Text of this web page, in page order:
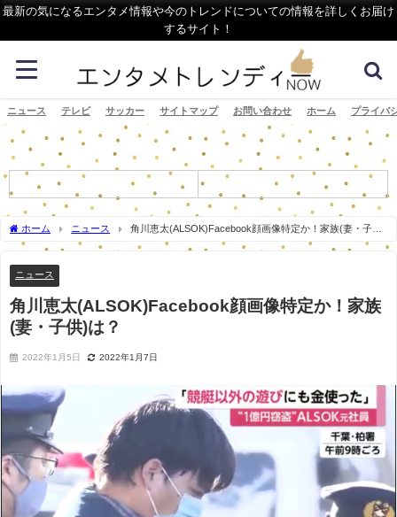
最新の気になるエンタメ情報や今のトレンドについての情報を詳しくお届け
するサイト！
ニュース テレビ サッカー サイトマップ お問い合わせ ホーム プライバ
ホーム ニュース
角川恵太(ALSOK)Facebook顔画像特定か！家族(妻・子供)
は？
ニュース
角川恵太(ALSOK)Facebook顔画像特定か！家族
(妻・子供)は？
2022年1月5日 2022年1月7日